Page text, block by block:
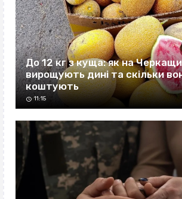
До 12 кг з куща: як на
вирощують дині та скільки
коштують
11:15